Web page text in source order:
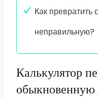
Как
неправильную?
Калькулятор
обыкновенную